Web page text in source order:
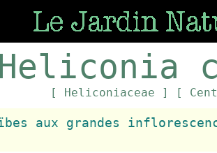
Heliconia
[ Heliconiaceae ] [
aux grandes